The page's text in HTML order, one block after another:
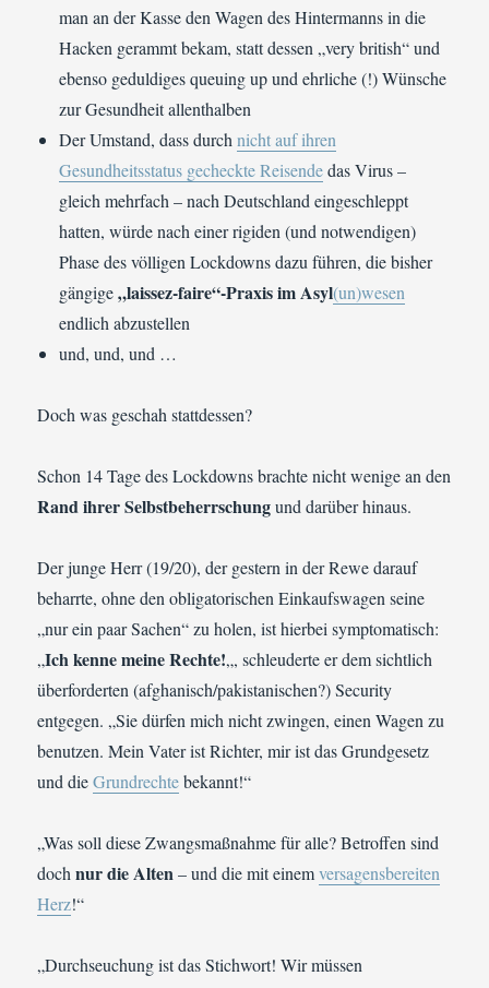
man an der Kasse den Wagen des Hintermanns in die
Hacken gerammt bekam, statt dessen „very british“ und
ebenso geduldiges queuing up und ehrliche (!) Wünsche
zur Gesundheit allenthalben
Der Umstand, dass durchnicht auf ihren
Gesundheitsstatus gecheckte Reisendedas Virus –
gleich mehrfach – nach Deutschland eingeschleppt
hatten, würde nach einer rigiden (und notwendigen)
Phase des völligen Lockdowns dazu führen, die bisher
gängige„laissez-faire“-Praxis im Asyl(un)wesen
endlich abzustellen
und, und, und …
Doch was geschah stattdessen?
Schon 14 Tage des Lockdowns brachte nicht wenige an den
Rand ihrer Selbstbeherrschungund darüber hinaus.
Der junge Herr (19/20), der gestern in der Rewe darauf
beharrte, ohne den obligatorischen Einkaufswagen seine
„nur ein paar Sachen“ zu holen, ist hierbei symptomatisch:
„Ich kenne meine Rechte!„, schleuderte er dem sichtlich
überforderten (afghanisch/pakistanischen?) Security
entgegen. „Sie dürfen mich nicht zwingen, einen Wagen zu
benutzen. Mein Vater ist Richter, mir ist das Grundgesetz
und dieGrundrechtebekannt!“
„Was soll diese Zwangsmaßnahme für alle? Betroffen sind
dochnur die Alten– und die mit einemversagensbereiten
Herz!“
„Durchseuchung ist das Stichwort! Wir müssen